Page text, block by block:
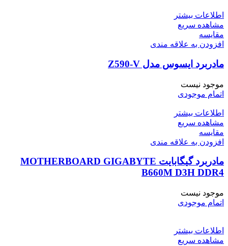
اطلاعات بیشتر
مشاهده سریع
مقایسه
افزودن به علاقه مندی
مادربرد ایسوس مدل Z590-V
موجود نیست
اتمام موجودی
اطلاعات بیشتر
مشاهده سریع
مقایسه
افزودن به علاقه مندی
مادربرد گیگابایت MOTHERBOARD GIGABYTE
B660M D3H DDR4
موجود نیست
اتمام موجودی
اطلاعات بیشتر
مشاهده سریع